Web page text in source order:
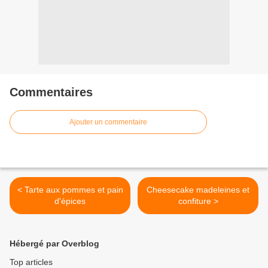
Commentaires
Ajouter un commentaire
< Tarte aux pommes et pain
d'épices
Cheesecake madeleines et
confiture >
Hébergé par Overblog
Top articles